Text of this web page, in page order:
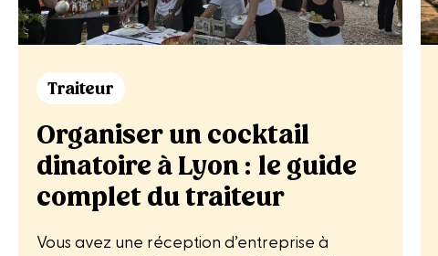
Traiteur
Organiser un cocktail
dinatoire à Lyon : le guide
complet du traiteur
Vous avez une réception d’entreprise à